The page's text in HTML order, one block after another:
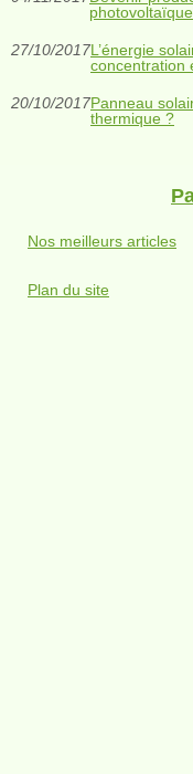
27/10/2017L’énergie
concentration
20/10/2017Panneau
thermique ?
Nos meilleurs articles
Plan du site